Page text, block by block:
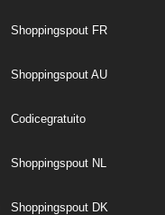
Shoppingspout FR
Shoppingspout AU
Codicegratuito
Shoppingspout NL
Shoppingspout DK